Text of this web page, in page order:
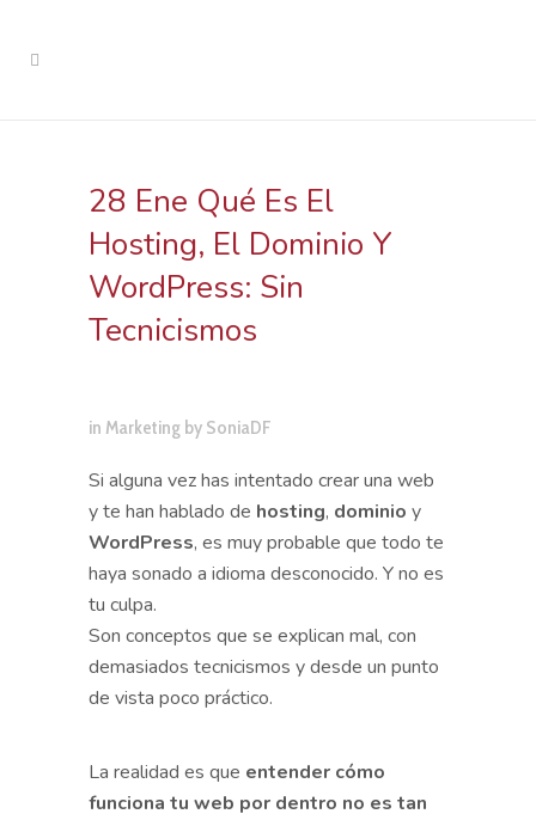
28 Ene Qué Es El
Hosting, El Dominio Y
WordPress: Sin
Tecnicismos
in Marketing by SoniaDF
Si alguna vez has intentado crear una web
y te han hablado de hosting, dominio y
WordPress, es muy probable que todo te
haya sonado a idioma desconocido. Y no es
tu culpa.
Son conceptos que se explican mal, con
demasiados tecnicismos y desde un punto
de vista poco práctico.
La realidad es que entender cómo
funciona tu web por dentro no es tan